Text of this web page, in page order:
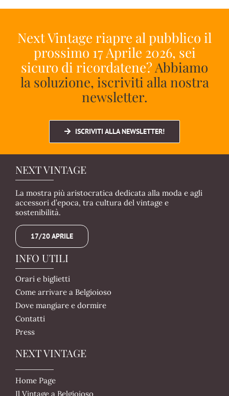
Next Vintage riapre al pubblico il
prossimo 17 Aprile 2026, sei
sicuro di ricordatene? Abbiamo
la soluzione, iscriviti alla nostra
newsletter.
ISCRIVITI ALLA NEWSLETTER!
NEXT VINTAGE
La mostra più aristocratica dedicata alla moda e agli
accessori d’epoca, tra cultura del vintage e
sostenibilità.
17/20 APRILE
INFO UTILI
Orari e biglietti
Come arrivare a Belgioioso
Dove mangiare e dormire
Contatti
Press
NEXT VINTAGE
Home Page
Il Vintage a Belgioioso